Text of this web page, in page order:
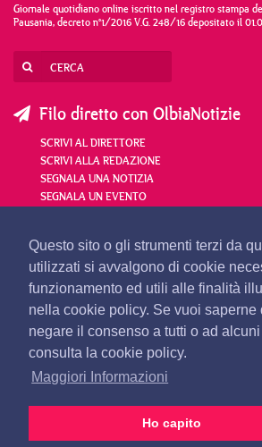
Questo sito o gli strumenti terzi da
utilizzati si avvalgono di cookie
funzionamento ed utili alle finalità
nella cookie policy. Se vuoi saperne
negare il consenso a tutti o ad
consulta la cookie policy.
Maggiori Informazioni
Ho capito
Giornale quotidiano online iscritto nel registro stampa
Pausania, decreto n°1/2016 V.G. 248/16 depositato il
Filo diretto con OlbiaNotizie
SCRIVI AL DIRETTORE
SCRIVI ALLA REDAZIONE
SEGNALA UNA NOTIZIA
SEGNALA UN EVENTO
redazione@olbianotizie.it
REDAZIONE PUBBLICITÀ PRIVACY E COOKIES
24 ORE